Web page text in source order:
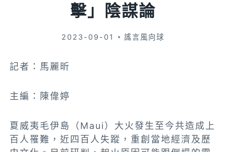
擊」陰謀論
2023-09-01 謠言風向球
記者：馬麗昕
主編：陳偉婷
夏威夷毛伊島（Maui）大火發生至今共造成上
百人罹難，近四百人失蹤，重創當地經濟及歷